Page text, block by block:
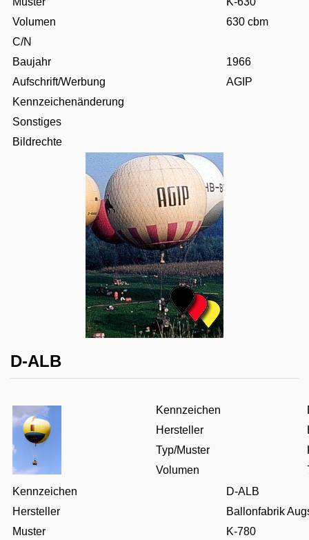
Volumen
630 cbm
C/N
Baujahr
1966
Aufschrift/Werbung
AGIP
Kennzeichenänderung
Sonstiges
Bildrechte
D-ALB
Kennzeichen
Hersteller
Typ/Muster
Volumen
Kennzeichen
D-ALB
Hersteller
Ballonfabrik
Muster
K-780